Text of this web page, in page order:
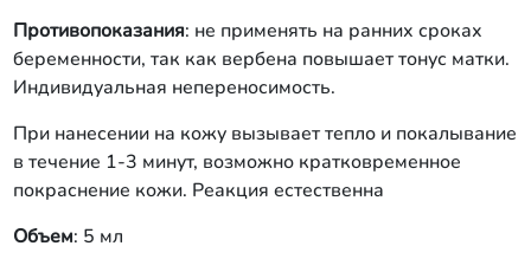
Противопоказания: не применять на ранних сроках
беременности, так как вербена повышает тонус матки.
Индивидуальная непереносимость.
При нанесении на кожу вызывает тепло и покалывание
в течение 1-3 минут, возможно кратковременное
покраснение кожи. Реакция естественна
Объем: 5 мл